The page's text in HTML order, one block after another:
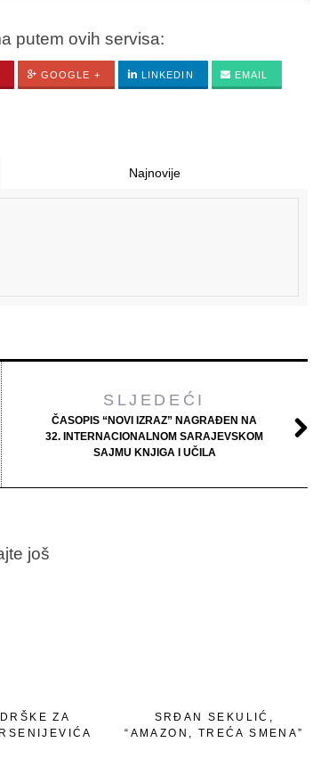
putem ovih servisa:
GOOGLE + LINKEDIN EMAIL
Najnovije
SLJEDEĆI
ČASOPIS “NOVI IZRAZ” NAGRAĐEN NA
32. INTERNACIONALNOM SARAJEVSKOM
SAJMU KNJIGA I UČILA
još
ZA
SRĐAN SEKULIĆ,
“AMAZON, TREĆA SMENA”